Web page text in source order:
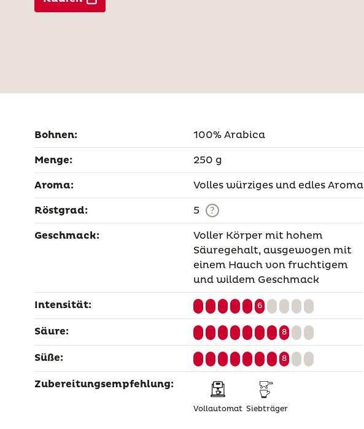
Bohnen: 100% Arabica
Menge: 250 g
Aroma: Volles würziges und edles Aroma
Röstgrad: 5 ?
Geschmack:
Voller Körper mit hohem
Säuregehalt, ausgewogen mit
einem Hauch von fruchtigem
und wildem Geschmack
Intensität: 6
Säure: 8
Süße: 8
Zubereitungsempfehlung:
Vollautomat Siebträger